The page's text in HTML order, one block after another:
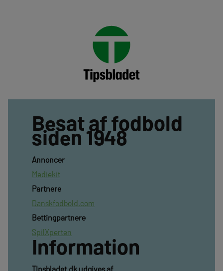
Besat af fodbold
siden 1948
Annoncer
Mediekit
Partnere
Danskfodbold.com
Bettingpartnere
SpilXperten
Information
TIpsbladet.dk udgives af